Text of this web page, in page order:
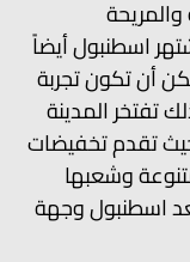
اسطنبول أيضاً
أن تكون تجربة
تفتخر المدينة
تقدم تخفيضات
وشعبها
اسطنبول وجهة